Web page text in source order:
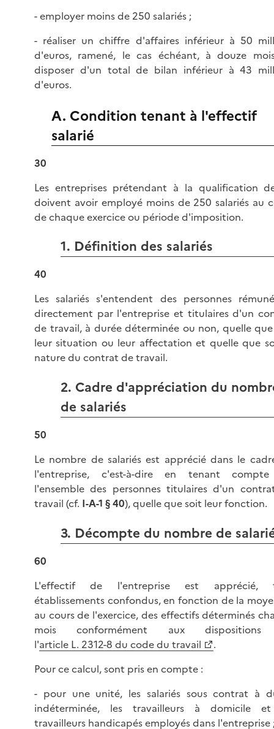
- employer moins de 250 salariés ;
- réaliser un chiffre d'affaires inférieur à 50
d'euros, ramené, le cas échéant, à douze
disposer d'un total de bilan inférieur à 43
d'euros.
A. Condition tenant à l'effectif
salarié
30
Les entreprises prétendant à la qualification
doivent avoir employé moins de 250 salariés au
de chaque exercice ou période d'imposition.
1. Définition des salariés
40
Les salariés s'entendent des personnes
directement par l'entreprise et titulaires d'un
de travail, à durée déterminée ou non, quelle
leur situation ou leur affectation et quelle que
nature du contrat de travail.
2. Cadre d'appréciation du
de salariés
50
Le nombre de salariés est apprécié dans le
l'entreprise, c'est-à-dire en tenant
l'ensemble des personnes titulaires d'un
travail (cf. I-A-1 § 40), quelle que soit leur fonction.
3. Décompte du nombre de
60
L'effectif de l'entreprise est apprécié,
établissements confondus, en fonction de la
au cours de l'exercice, des effectifs déterminés
mois conformément aux
l'article L. 2312-8 du code du travail
.
Pour ce calcul, sont pris en compte :
- pour une unité, les salariés sous contrat à
indéterminée, les travailleurs à domicile
travailleurs handicapés employés dans l'entreprise